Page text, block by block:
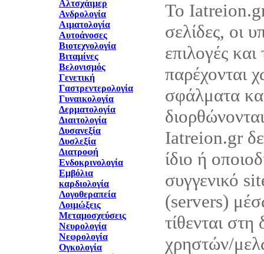
Αλτσχάιμερ
Ανδρολογία
Αιματολογία
Αυτοάνοσες
Βιοτεχνολογία
Βιταμίνες
Βελονισμός
Γενετική
Γαστρεντερολογία
Γυναικολογία
Δερματολογία
Διαιτολογία
Δυσανεξία
Δυσλεξία
Διατροφή
Ενδοκρινολογία
Εμβόλια
καρδιολογία
Λογοθεραπεία
Λοιμώξεις
Μεταμοσχεύσεις
Νευρολογία
Νεφρολογία
Ογκολογία
Το Iatreion.gr
σελίδες, οι
επιλογές
παρέχονται
σφάλματα
Iatreion.gr
ίδιο ή
συγγενικό
(servers)
τίθενται
χρηστών/